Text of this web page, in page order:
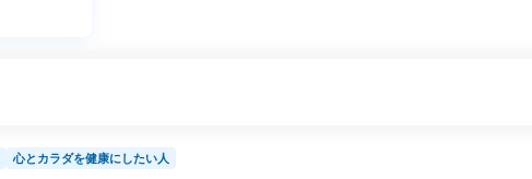
心とカラダを健康にしたい人